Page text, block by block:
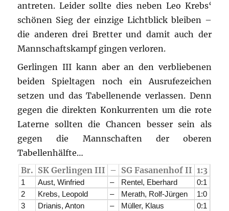
antreten. Leider sollte dies neben Leo Krebs‘
schönen Sieg der einzige Lichtblick bleiben –
die anderen drei Bretter und damit auch der
Mannschaftskampf gingen verloren.
Gerlingen III kann aber an den verbliebenen
beiden Spieltagen noch ein Ausrufezeichen
setzen und das Tabellenende verlassen. Denn
gegen die direkten Konkurrenten um die rote
Laterne sollten die Chancen besser sein als
gegen die Mannschaften der oberen
Tabellenhälfte…
Br. SK Gerlingen III – SG Fasanenhof II 1:3
1 Aust, Winfried – Rentel, Eberhard
0:1
2
Krebs, Leopold – Merath, Rolf-Jürgen
1:0
3
Drianis, Anton – Müller, Klaus
0:1